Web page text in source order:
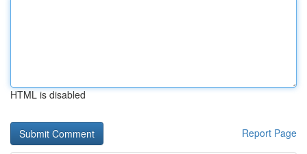
HTML is disabled
Report Page